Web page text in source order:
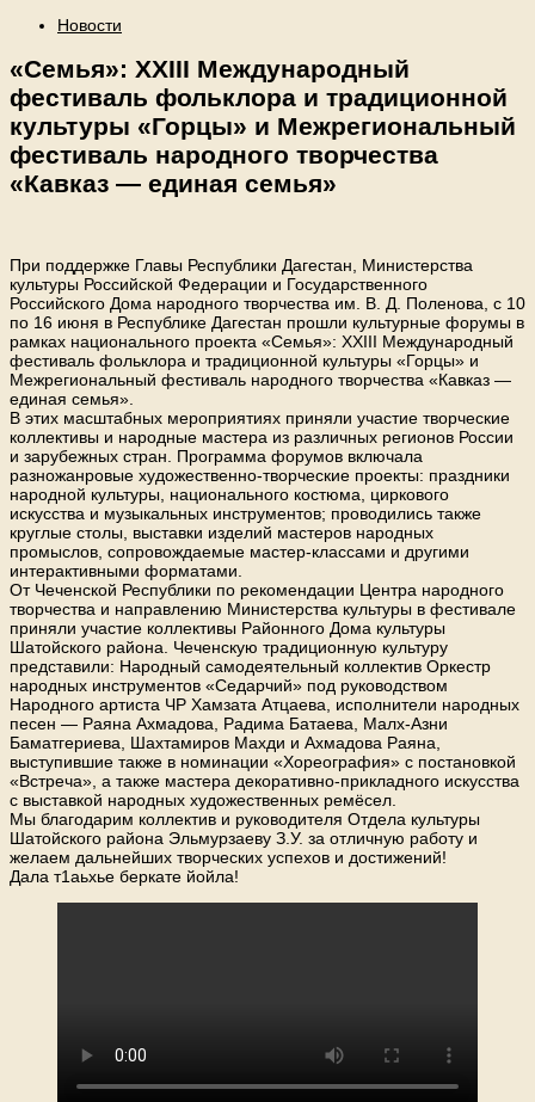
Новости
«Семья»: XXIII Международный
фестиваль фольклора и традиционной
культуры «Горцы» и Межрегиональный
фестиваль народного творчества
«Кавказ — единая семья»
При поддержке Главы Республики Дагестан, Министерства
культуры Российской Федерации и Государственного
Российского Дома народного творчества им. В. Д. Поленова, с 10
по 16 июня в Республике Дагестан прошли культурные форумы в
рамках национального проекта «Семья»: XXIII Международный
фестиваль фольклора и традиционной культуры «Горцы» и
Межрегиональный фестиваль народного творчества «Кавказ —
единая семья».
В этих масштабных мероприятиях приняли участие творческие
коллективы и народные мастера из различных регионов России
и зарубежных стран. Программа форумов включала
разножанровые художественно-творческие проекты: праздники
народной культуры, национального костюма, циркового
искусства и музыкальных инструментов; проводились также
круглые столы, выставки изделий мастеров народных
промыслов, сопровождаемые мастер-классами и другими
интерактивными форматами.
От Чеченской Республики по рекомендации Центра народного
творчества и направлению Министерства культуры в фестивале
приняли участие коллективы Районного Дома культуры
Шатойского района. Чеченскую традиционную культуру
представили: Народный самодеятельный коллектив Оркестр
народных инструментов «Седарчий» под руководством
Народного артиста ЧР Хамзата Атцаева, исполнители народных
песен — Раяна Ахмадова, Радима Батаева, Малх-Азни
Баматгериева, Шахтамиров Махди и Ахмадова Раяна,
выступившие также в номинации «Хореография» с постановкой
«Встреча», а также мастера декоративно-прикладного искусства
с выставкой народных художественных ремёсел.
Мы благодарим коллектив и руководителя Отдела культуры
Шатойского района Эльмурзаеву З.У. за отличную работу и
желаем дальнейших творческих успехов и достижений!
Дала т1аьхье беркате йойла!